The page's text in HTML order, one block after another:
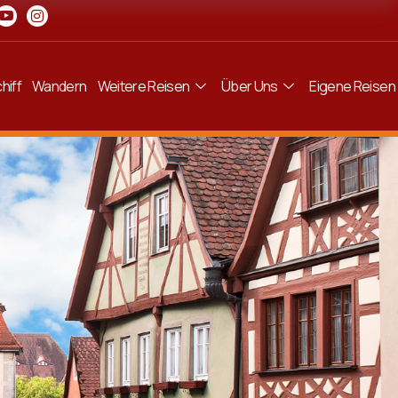
Wandern Weitere Reisen Über Uns Eigene Reisen